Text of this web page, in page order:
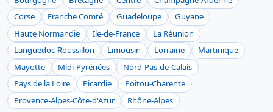
Corse
Franche Comté Guadeloupe
Guyane
Haute Normandie
Ile-de-France
La Réunion
Languedoc-Roussillon
Limousin Lorraine
Martinique
Mayotte
Midi-Pyrénées
Nord-Pas-de-Calais
Pays de la Loire
Picardie
Poitou-Charente
Provence-Alpes-Côte-d'Azur
Rhône-Alpes